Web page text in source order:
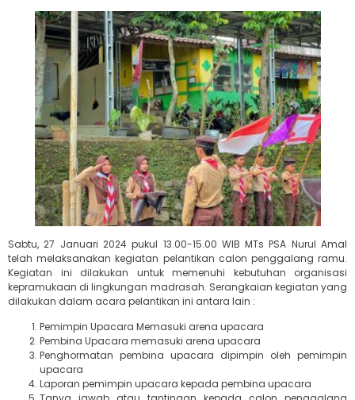
Sabtu, 27 Januari 2024 pukul 13.00-15.00 WIB MTs PSA Nurul Amal
telah melaksanakan kegiatan pelantikan calon penggalang ramu.
Kegiatan ini dilakukan untuk memenuhi kebutuhan organisasi
kepramukaan di lingkungan madrasah. Serangkaian kegiatan yang
dilakukan dalam acara pelantikan ini antara lain :
Pemimpin Upacara Memasuki arena upacara
Pembina Upacara memasuki arena upacara
Penghormatan pembina upacara dipimpin oleh pemimpin
upacara
Laporan pemimpin upacara kepada pembina upacara